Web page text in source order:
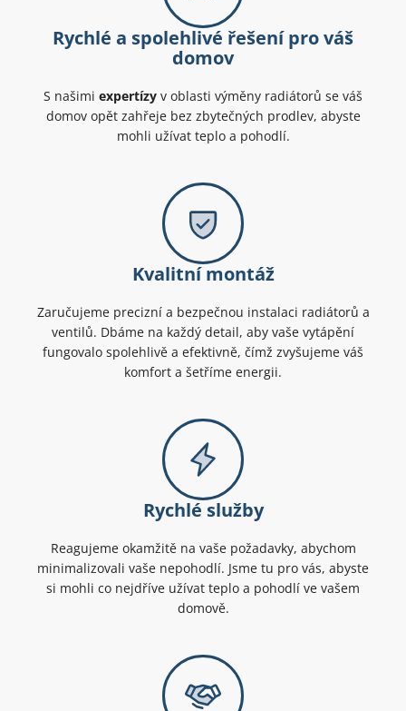
Rychlé a spolehlivé řešení pro váš
domov
S našimi expertízy v oblasti výměny radiátorů se váš
domov opět zahřeje bez zbytečných prodlev, abyste
mohli užívat teplo a pohodlí.
Kvalitní montáž
Zaručujeme precizní a bezpečnou instalaci radiátorů a
ventilů. Dbáme na každý detail, aby vaše vytápění
fungovalo spolehlivě a efektivně, čímž zvyšujeme váš
komfort a šetříme energii.
Rychlé služby
Reagujeme okamžitě na vaše požadavky, abychom
minimalizovali vaše nepohodlí. Jsme tu pro vás, abyste
si mohli co nejdříve užívat teplo a pohodlí ve vašem
domově.